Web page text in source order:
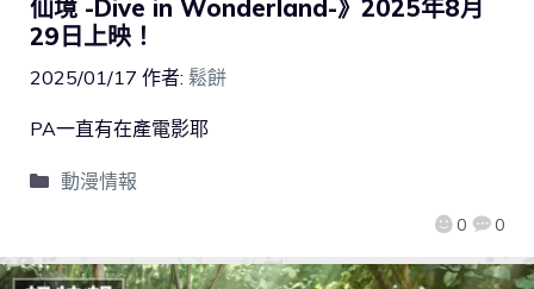
仙境 -Dive in Wonderland-》2025年8月
29日上映！
2025/01/17 作者: 鬆餅
0 0
PA一直有在產電影耶
動漫情報